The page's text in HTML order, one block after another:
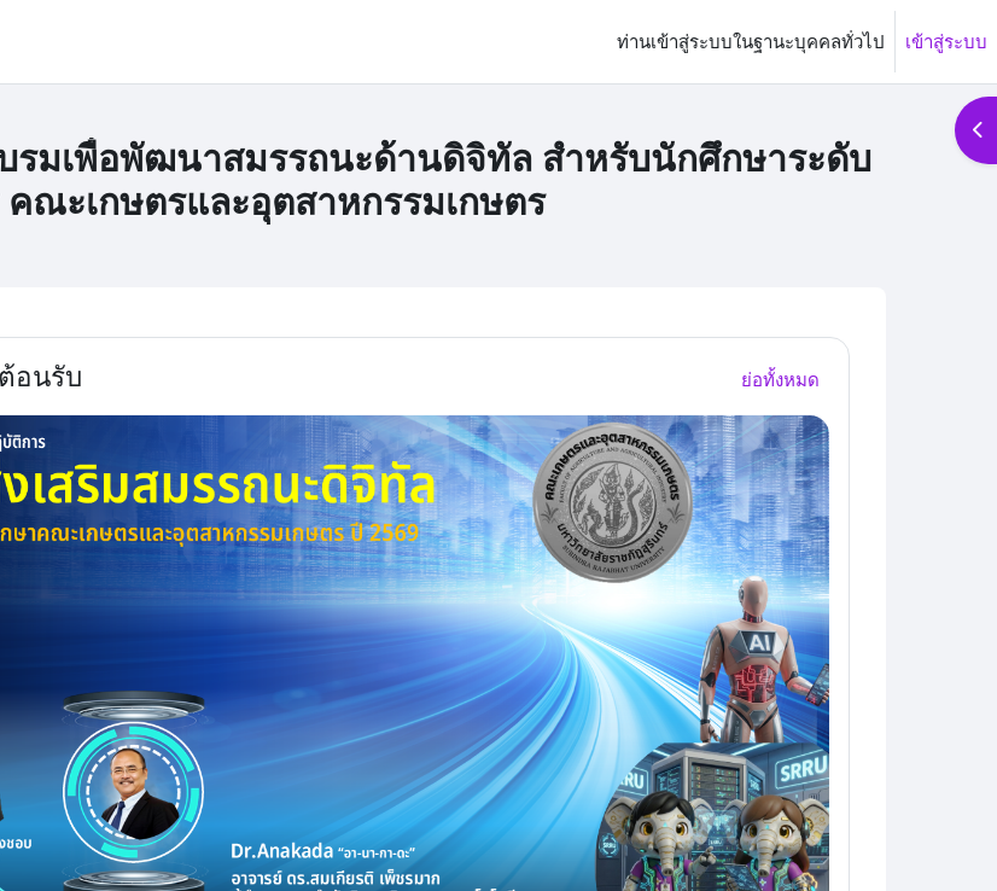
ท่านเข้าสู่ระบบในฐานะบุคคลทั่วไป เข้าสู่ระบบ
รมเพื่อพัฒนาสมรรถนะด้านดิจิทัล สำหรับนักศึกษาระดับ
ณะเกษตรและอุตสาหกรรมเกษตร
อนรับ ย่อทั้งหมด